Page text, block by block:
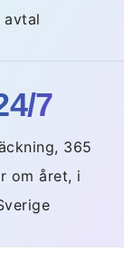
avtal
7
365
om året, i